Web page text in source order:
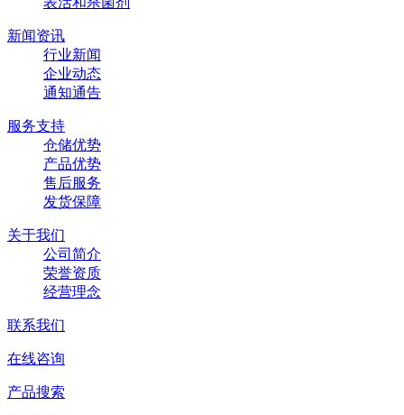
新闻资讯
行业新闻
企业动态
通知通告
服务支持
仓储优势
产品优势
售后服务
发货保障
关于我们
公司简介
荣誉资质
经营理念
联系我们
在线咨询
产品搜索